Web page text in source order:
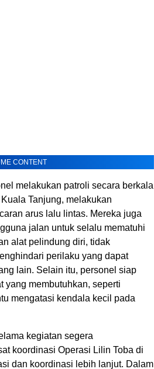
CONTENT
melakukan patroli secara berkala
Tanjung, melakukan
arus lalu lintas. Mereka juga
jalan untuk selalu mematuhi
alat pelindung diri, tidak
perilaku yang dapat
lain. Selain itu, personel siap
yang membutuhkan, seperti
mengatasi kendala kecil pada
kegiatan segera
koordinasi Operasi Lilin Toba di
dan koordinasi lebih lanjut. Dalam